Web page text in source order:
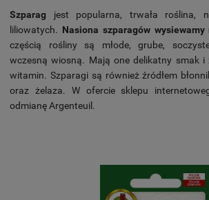
Szparag jest popularna, trwała roślina,
liliowatych. Nasiona szparagów wysiewamy
częścią rośliny są młode, grube,
wczesną wiosną. Mają one delikatny smak i
witamin. Szparagi są również źródłem
oraz żelaza. W ofercie sklepu
odmianę Argenteuil.